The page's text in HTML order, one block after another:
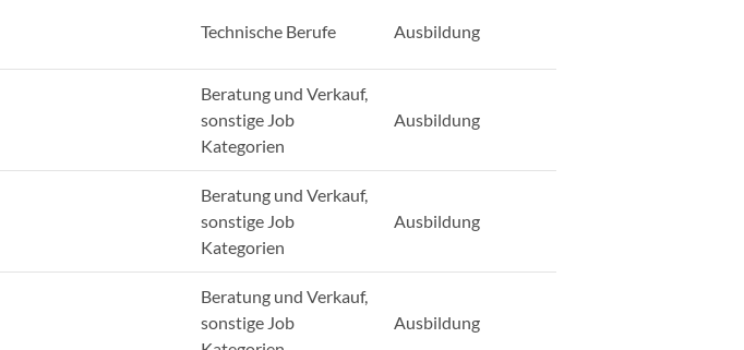
Technische Berufe Ausbildung
Beratung und Verkauf,
sonstige Job
Kategorien
Ausbildung
Beratung und Verkauf,
sonstige Job
Kategorien
Ausbildung
Beratung und Verkauf,
sonstige Job
Ausbildung